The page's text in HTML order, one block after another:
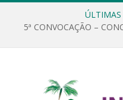
ÚLTIMAS
5ª CONVOCAÇÃO –